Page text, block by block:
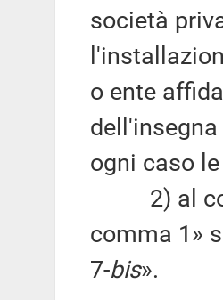
società
o ente
ogni caso
2) al
comma 1»
7-bis».